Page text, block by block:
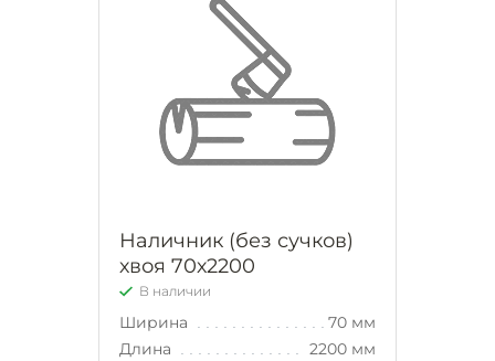
Наличник (без сучков)
хвоя 70х2200
В наличии
Ширина
70 мм
Длина
2200 мм